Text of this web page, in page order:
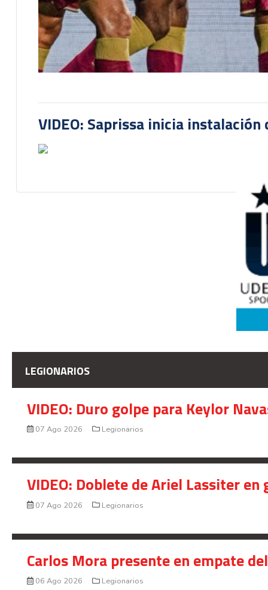
VIDEO: Saprissa inicia
LEGIONARIOS
VIDEO: Duro golpe para Keylor
07 Ago 2026 Legionarios
VIDEO: Doblete de Ariel Lassiter
07 Ago 2026 Legionarios
Carlos Mora presente en empate
06 Ago 2026 Legionarios